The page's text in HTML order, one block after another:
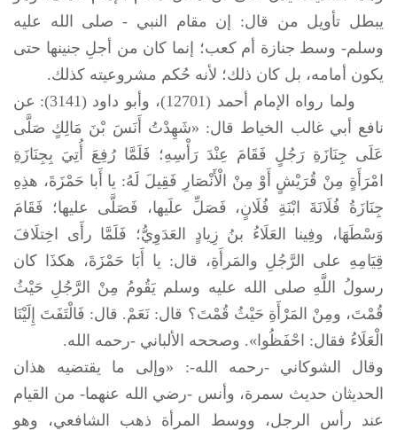
يبطل تأويل من قال: إن مقام النبي - صلى الله عليه
وسلم- وسط جنازة أم كعب؛ إنما كان من أجلِ جنينها حتى
يكون أمامه، بل كان ذلك؛ لأنه حُكم مشروعيته كذلك.
ولما رواه الإمام أحمد (12701)، وأبو داود (3141): عن
نافع أبي غالب الخياط قال: «شَهِدْتُ أَنَسَ بْنَ مَالِكٍ صَلَّى
عَلَى جِنَازَةِ رَجُلٍ فَقَامَ عِنْدَ رَأْسِهِ؛ فَلَمَّا رُفِعَ أُتِيَ بِجِنَازَةِ
امْرَأَةٍ مِنْ قُرَيْشٍ أَوْ مِنْ الْأَنْصَارِ فَقِيلَ لَهُ: يا أَبا حَمْزَةَ، هذِهِ
جِنَازَةُ فُلَانَةَ ابْنَةِ فُلَانٍ، فَصَلِّ علَيها، فَصَلَّى عليها؛ فَقَامَ
وَسْطَهَا، وفِينا العَلَاءُ بنُ زِيادٍ العَدَوِيُّ؛ فَلَمَّا رأَى اخِتلَافَ
قِيَامِهِ على الرَّجُلِ والمَرأَةِ، قال: يا أَبَا حَمْزَةَ، هكذَا كان
رسولُ اللَّهِ صلى الله عليه وسلم يَقُومُ مِنْ الرَّجُلِ حَيْثُ
قُمْتَ، ومِنْ المَرْأَةِ حَيْثُ قُمْتَ؟ قال: نَعَمْ. قال: فَالْتَفَتَ إِلَيْنَا
الْعَلَاءُ فقال: احْفَظُوا». وصححه الألباني -رحمه الله.
وقال الشوكاني -رحمه الله-: «وإلى ما يقتضيه هذان
الحديثان حديث سمرة، وأنس -رضي الله عنهما- من القيام
عند رأس الرجل، ووسط المرأة ذهب الشافعي، وهو